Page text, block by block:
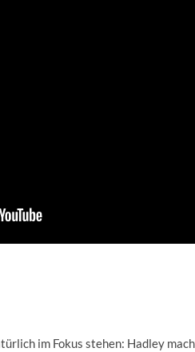
im Fokus stehen: Hadley